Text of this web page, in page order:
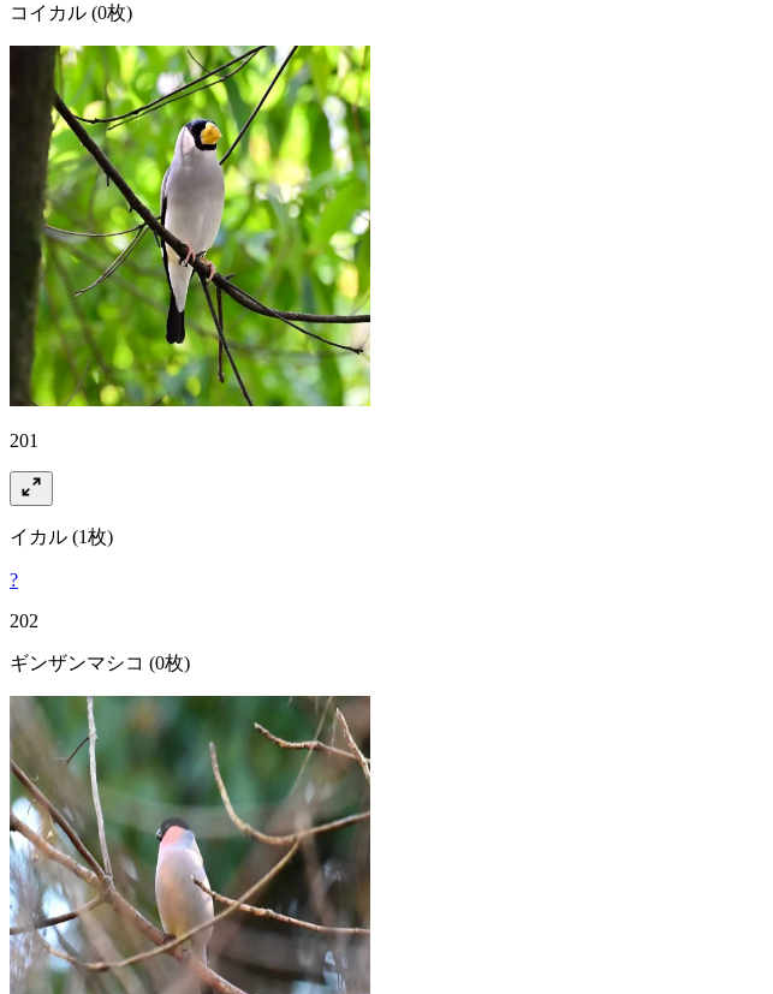
コイカル (0枚)
201
イカル (1枚)
?
202
ギンザンマシコ (0枚)